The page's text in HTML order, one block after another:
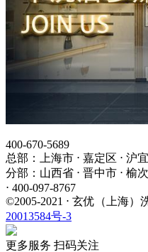
400-670-5689
总部：上海市 ⋅ 嘉定区 ⋅ 沪
分部：山西省 ⋅ 晋中市 ⋅ 榆
⋅ 400-097-8767
©2005-2021 ⋅ 玄优（上海）
20013584号-3
更多服务 扫码关注